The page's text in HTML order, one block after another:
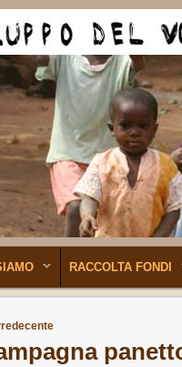
CONTENUTO
CONTENUTORACCOLTA FONDI
articoli